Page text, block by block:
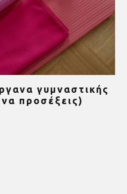
γυμναστικής
να προσέξεις)